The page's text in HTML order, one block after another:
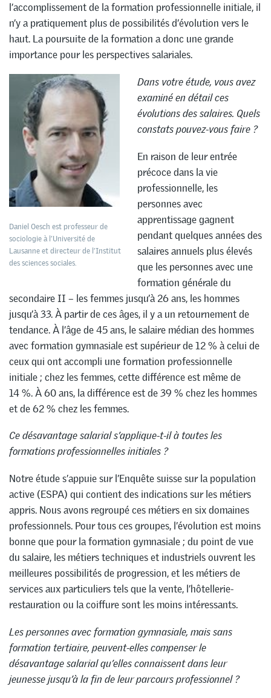
l’accomplissement de la formation professionnelle initiale, il
n’y a pratiquement plus de possibilités d’évolution vers le
haut. La poursuite de la formation a donc une grande
importance pour les perspectives salariales.
Daniel Oesch est professeur de
sociologie à l’Université de
Lausanne et directeur de l’Institut
des sciences sociales.
Dans votre étude, vous avez
examiné en détail ces
évolutions des salaires. Quels
constats pouvez-vous faire ?
En raison de leur entrée
précoce dans la vie
professionnelle, les
personnes avec
apprentissage gagnent
pendant quelques années des
salaires annuels plus élevés
que les personnes avec une
formation générale du
secondaire II – les femmes jusqu’à 26 ans, les hommes
jusqu’à 33. À partir de ces âges, il y a un retournement de
tendance. À l’âge de 45 ans, le salaire médian des hommes
avec formation gymnasiale est supérieur de 12 % à celui de
ceux qui ont accompli une formation professionnelle
initiale ; chez les femmes, cette différence est même de
14 %. À 60 ans, la différence est de 39 % chez les hommes
et de 62 % chez les femmes.
Ce désavantage salarial s’applique-t-il à toutes les
formations professionnelles initiales ?
Notre étude s’appuie sur l’Enquête suisse sur la population
active (ESPA) qui contient des indications sur les métiers
appris. Nous avons regroupé ces métiers en six domaines
professionnels. Pour tous ces groupes, l’évolution est moins
bonne que pour la formation gymnasiale ; du point de vue
du salaire, les métiers techniques et industriels ouvrent les
meilleures possibilités de progression, et les métiers de
services aux particuliers tels que la vente, l’hôtellerie-
restauration ou la coiffure sont les moins intéressants.
Les personnes avec formation gymnasiale, mais sans
formation tertiaire, peuvent-elles compenser le
désavantage salarial qu’elles connaissent dans leur
jeunesse jusqu’à la fin de leur parcours professionnel ?